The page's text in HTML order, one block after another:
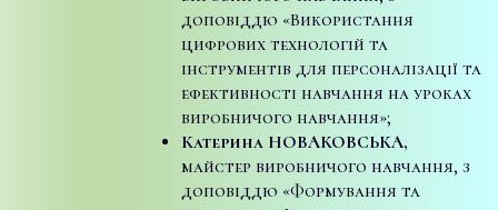
доповіддю «Використання
цифрових технологій та
інструментів для персоналізації та
ефективності навчання на уроках
виробничого навчання»;
Катерина НОВАКОВСЬКА,
майстер виробничого навчання, з
доповіддю «Формування та